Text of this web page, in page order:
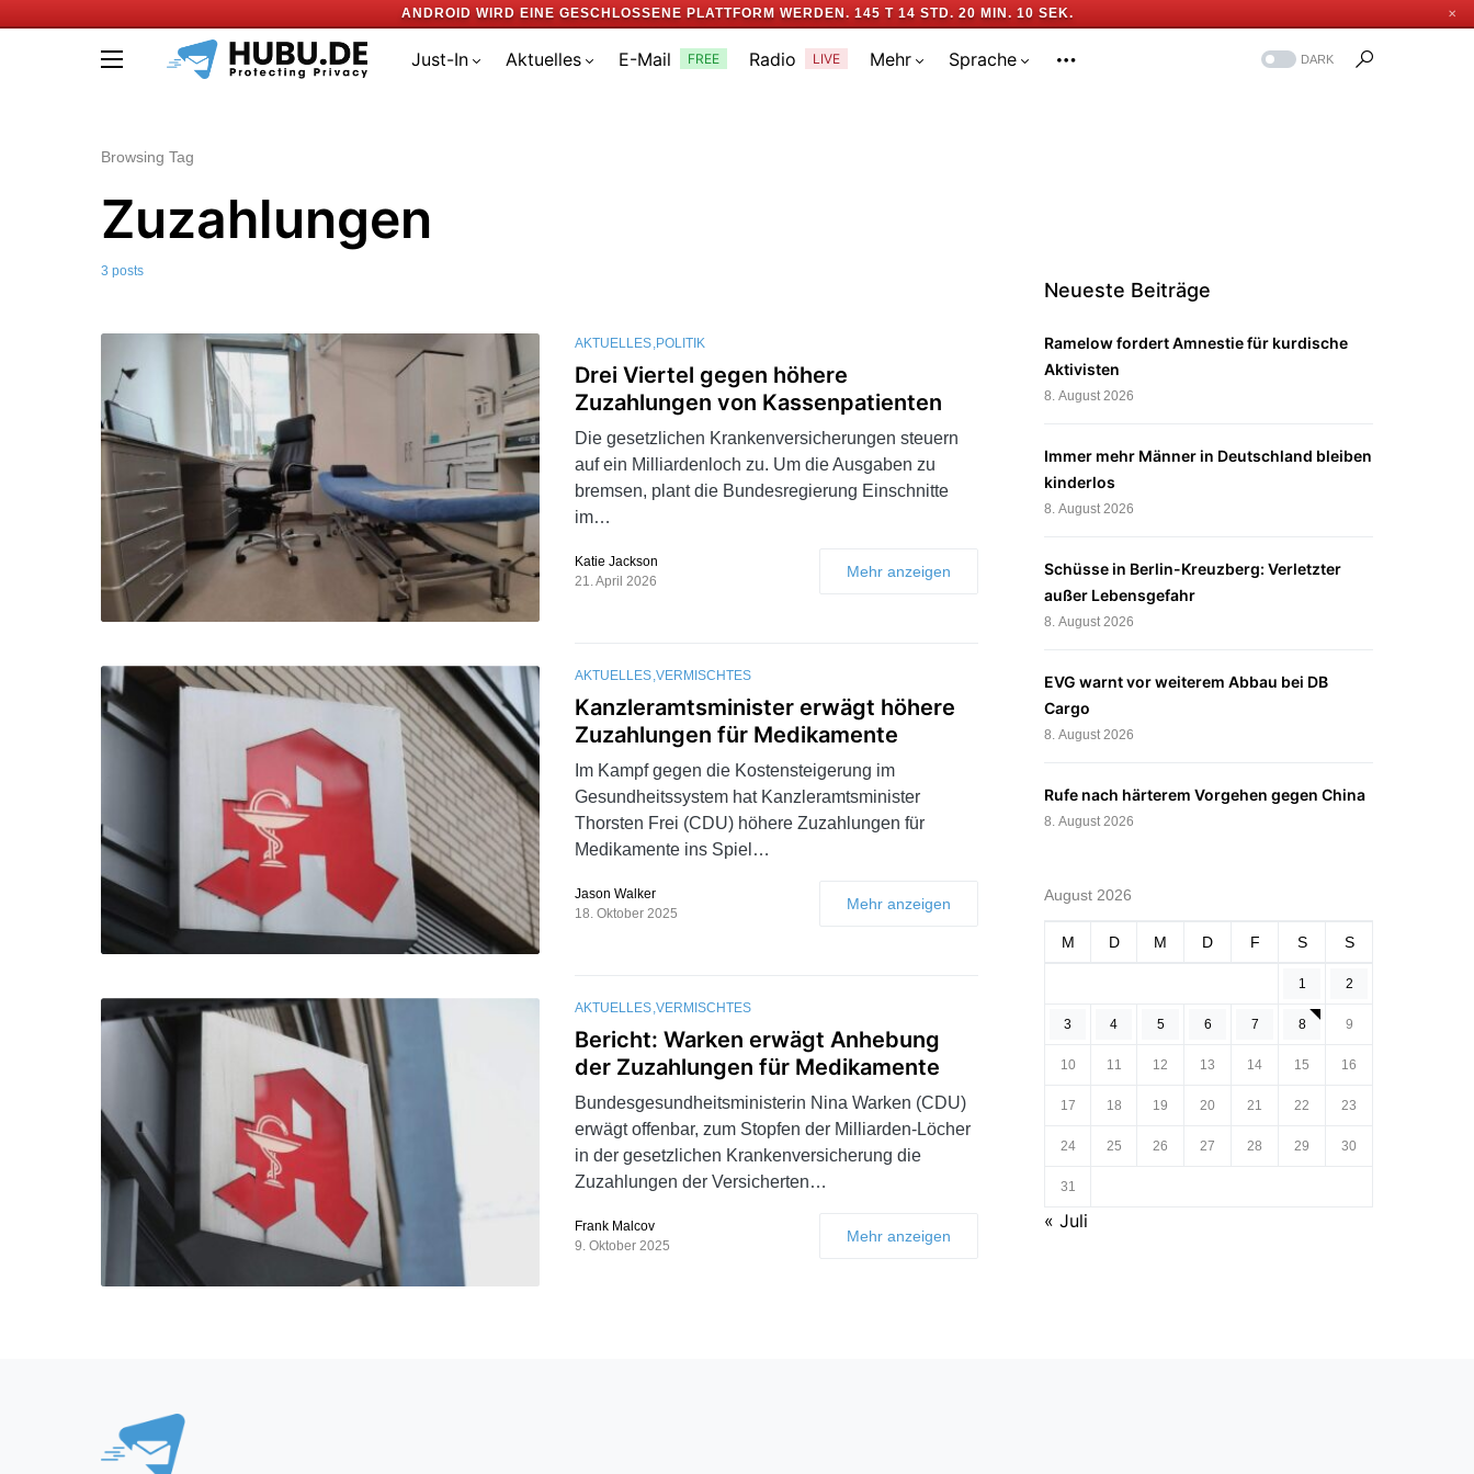
ANDROID WIRD EINE GESCHLOSSENE PLATTFORM WERDEN. 145 T 14 STD. 20 MIN. 10 SEK. ✕
Just-In Aktuelles E-Mail FREE Radio LIVE Mehr Sprache DARK
Browsing Tag
Zuzahlungen
3 posts
AKTUELLES POLITIK
Drei Viertel gegen höhere
Zuzahlungen von Kassenpatienten
Die gesetzlichen Krankenversicherungen steuern
auf ein Milliardenloch zu. Um die Ausgaben zu
bremsen, plant die Bundesregierung Einschnitte
im…
Katie Jackson
21. April 2026
Mehr anzeigen
AKTUELLES VERMISCHTES
Kanzleramtsminister erwägt höhere
Zuzahlungen für Medikamente
Im Kampf gegen die Kostensteigerung im
Gesundheitssystem hat Kanzleramtsminister
Thorsten Frei (CDU) höhere Zuzahlungen für
Medikamente ins Spiel…
Jason Walker
18. Oktober 2025
Mehr anzeigen
AKTUELLES VERMISCHTES
Bericht: Warken erwägt Anhebung
der Zuzahlungen für Medikamente
Bundesgesundheitsministerin Nina Warken (CDU)
erwägt offenbar, zum Stopfen der Milliarden-Löcher
in der gesetzlichen Krankenversicherung die
Zuzahlungen der Versicherten…
Frank Malcov
9. Oktober 2025
Mehr anzeigen
Neueste Beiträge
Ramelow fordert Amnestie für kurdische
Aktivisten
8. August 2026
Immer mehr Männer in Deutschland bleiben
kinderlos
8. August 2026
Schüsse in Berlin-Kreuzberg: Verletzter
außer Lebensgefahr
8. August 2026
EVG warnt vor weiterem Abbau bei DB
Cargo
8. August 2026
Rufe nach härterem Vorgehen gegen China
8. August 2026
August 2026
M D M D F S S
1 2
3 4 5 6 7 8 9
10 11 12 13 14 15 16
17 18 19 20 21 22 23
24 25 26 27 28 29 30
31
« Juli